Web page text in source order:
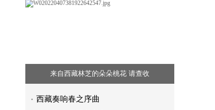
来自西藏林芝的朵朵桃花 请查收
西藏奏响春之序曲